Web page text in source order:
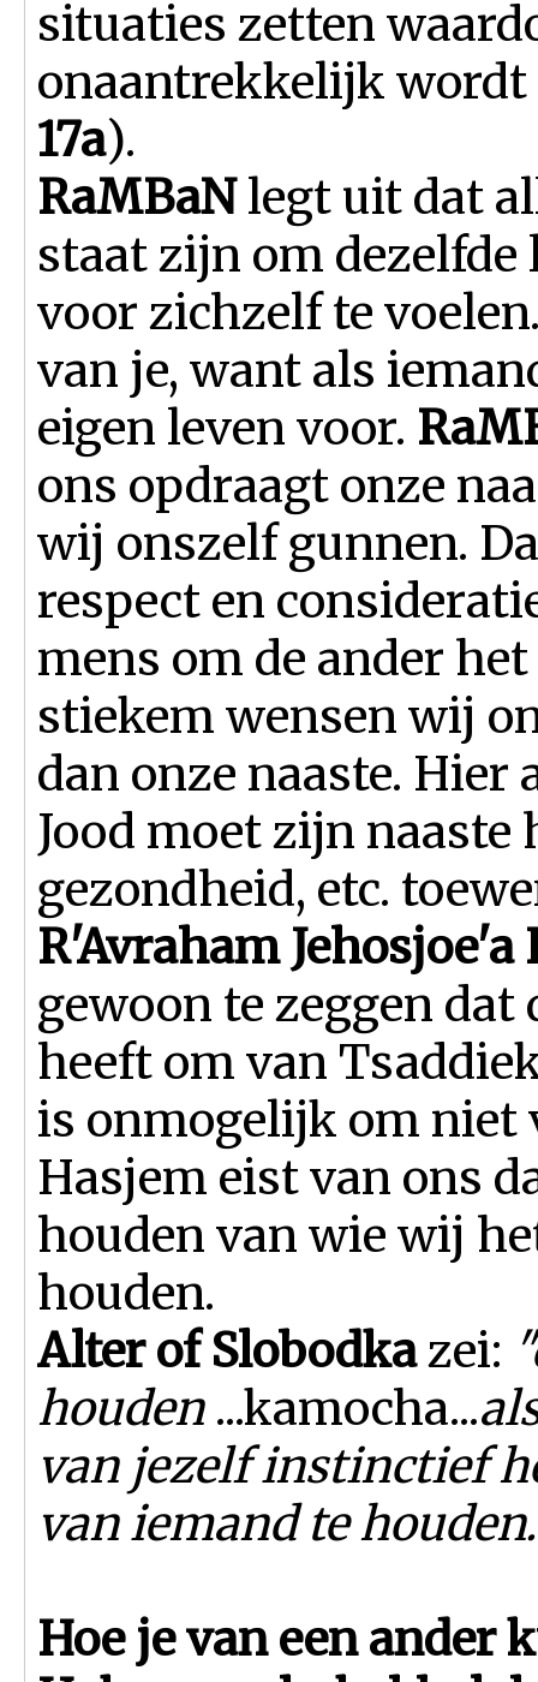
situaties zetten
onaantrekkelijk
17a).
RaMBaNlegt uit dat
staat zijn om dezelfde
voor zichzelf te
van je, want als
eigen leven voor.
ons opdraagt onze
wij onszelf gunnen.
respect en
mens om de ander
stiekem wensen wij
dan onze naaste. Hier
Jood moet zijn naaste
gezondheid, etc.
R'Avraham
gewoon te zeggen
heeft om van
is onmogelijk om niet
Hasjem eist van ons
houden van wie wij
houden.
Alter of Slobodkazei:
houden ...kamocha...
van jezelf instinctief
van iemand te houden.
Hoe je van een ander